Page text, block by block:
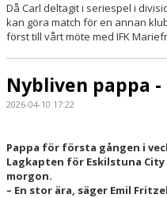
Då Carl deltagit i seriespel i
kan göra match för en annan
först till vårt möte med IFK
Nybliven pappa
2026-04-10 17:22
Pappa för första gången i
Lagkapten för Eskilstuna
morgon.
– En stor ära, säger Emil